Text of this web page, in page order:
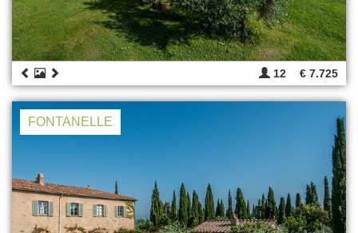
12 € 7.725
FONTANELLE